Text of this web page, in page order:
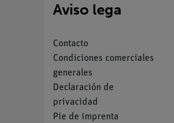
Aviso lega
Contacto
Condiciones comerciales
generales
Declaración de
privacidad
Pie de imprenta